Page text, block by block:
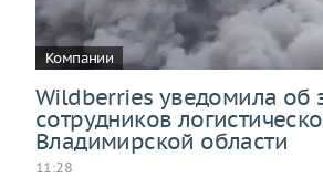
Компании
Wildberries уведомила об
сотрудников
Владимирской области
11:28